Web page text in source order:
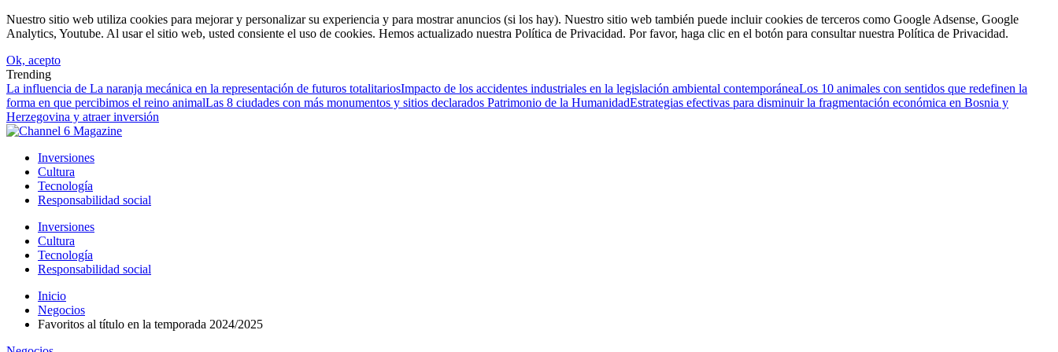
Nuestro sitio web utiliza cookies para mejorar y personalizar su experiencia y para mostrar anuncios (si los hay). Nuestro sitio web también puede incluir cookies de terceros como Google Adsense, Google
Analytics, Youtube. Al usar el sitio web, usted consiente el uso de cookies. Hemos actualizado nuestra Política de Privacidad. Por favor, haga clic en el botón para consultar nuestra Política de Privacidad.
Ok, acepto
Trending
La influencia de La naranja mecánica en la representación de futuros totalitariosImpacto de los accidentes industriales en la legislación ambiental contemporáneaLos 10 animales con sentidos que redefinen la
forma en que percibimos el reino animalLas 8 ciudades con más monumentos y sitios declarados Patrimonio de la HumanidadEstrategias efectivas para disminuir la fragmentación económica en Bosnia y
Herzegovina y atraer inversión
Inversiones
Cultura
Tecnología
Responsabilidad social
Inversiones
Cultura
Tecnología
Responsabilidad social
Inicio
Negocios
Favoritos al título en la temporada 2024/2025